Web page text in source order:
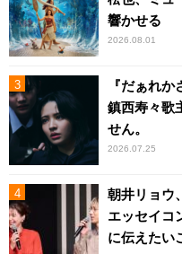
響かせる
2026.08.01
『だぁれ
鎮西寿々歌
せん。
2026.07.25
朝井リョウ
エッセイコ
に伝えたい